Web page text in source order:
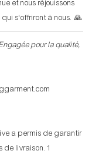
et nous réjouissons
s'offriront à nous. 🙏
pour la qualité,